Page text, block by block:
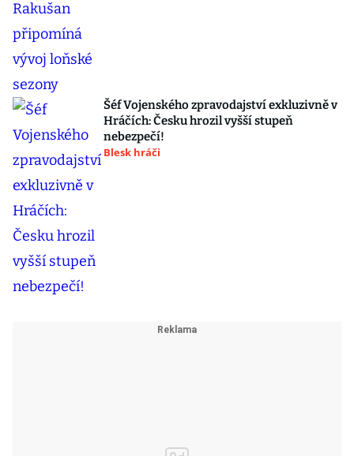
Šéf Vojenského zpravodajství exkluzivně v
Hráčích: Česku hrozil vyšší stupeň
nebezpečí!
Blesk hráči